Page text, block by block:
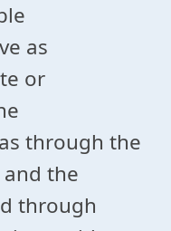
as
or
through the
the
through